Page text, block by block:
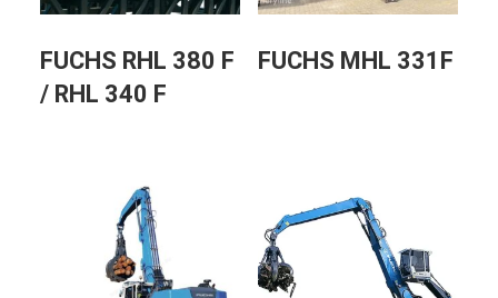
FUCHS RHL 380 F
/ RHL 340 F
FUCHS MHL 331F